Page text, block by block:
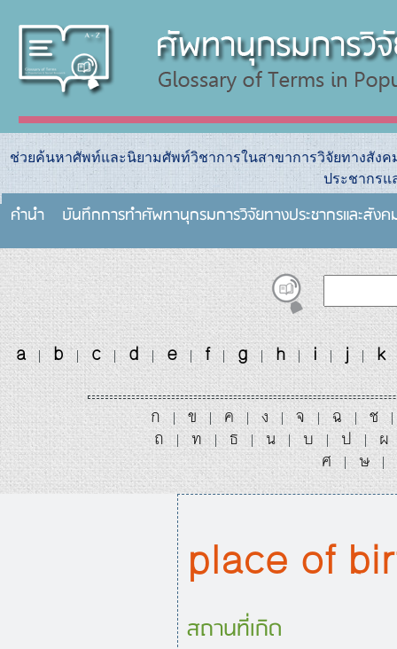
ช่วยค้นหาศัพท์และนิยามศัพท์วิชาการในสาขาการวิจัยทางสัง
ประชากรแ
คำนำ บันทึกการทําศัพทานุกรมการวิจัยทางประชากรและสัง
a | b | c | d | e | f | g | h | i | j | k
ก | ข | ค | ง | จ | ฉ | ช |
ถ | ท | ธ | น | บ | ป |
ผ
ศ
| ษ |
place of
สถานที่เกิด